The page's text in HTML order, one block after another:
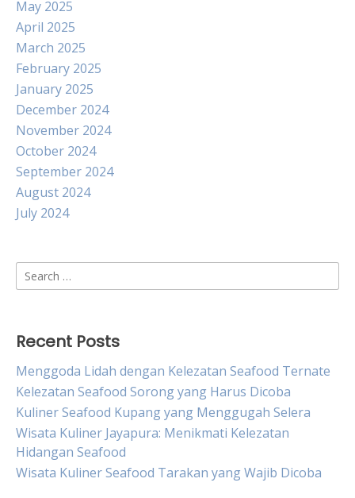
May 2025
April 2025
March 2025
February 2025
January 2025
December 2024
November 2024
October 2024
September 2024
August 2024
July 2024
Search
for:
Recent Posts
Menggoda Lidah dengan Kelezatan Seafood Ternate
Kelezatan Seafood Sorong yang Harus Dicoba
Kuliner Seafood Kupang yang Menggugah Selera
Wisata Kuliner Jayapura: Menikmati Kelezatan
Hidangan Seafood
Wisata Kuliner Seafood Tarakan yang Wajib Dicoba